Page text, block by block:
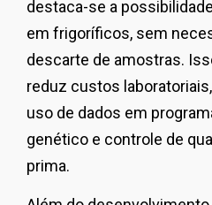
destaca-se a
em frigoríficos, sem
descarte de amostras.
reduz custos
uso de dados em
genético e controle de
prima.